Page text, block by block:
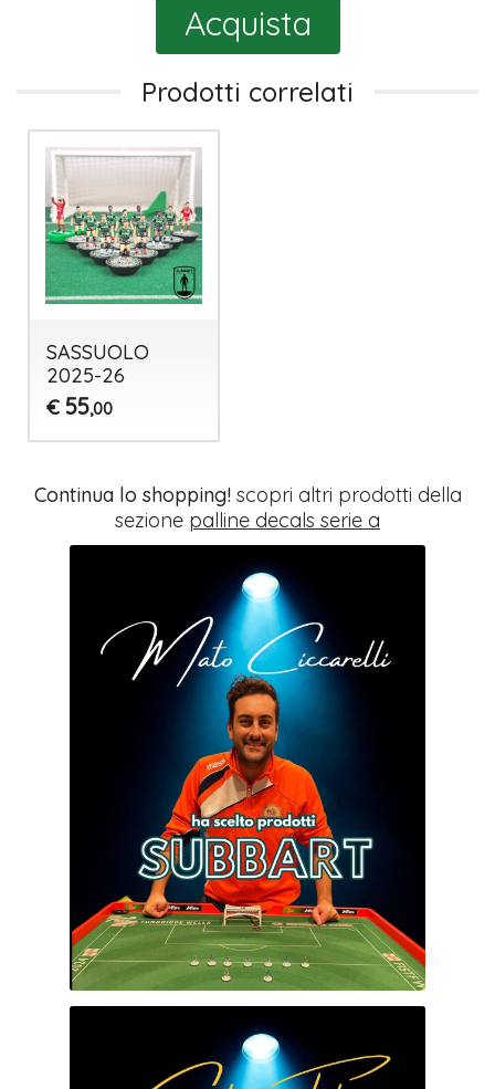
Acquista
Prodotti correlati
SASSUOLO
2025-26
€ 55,00
Continua lo shopping!scopri altri prodotti della
sezione palline decals serie a